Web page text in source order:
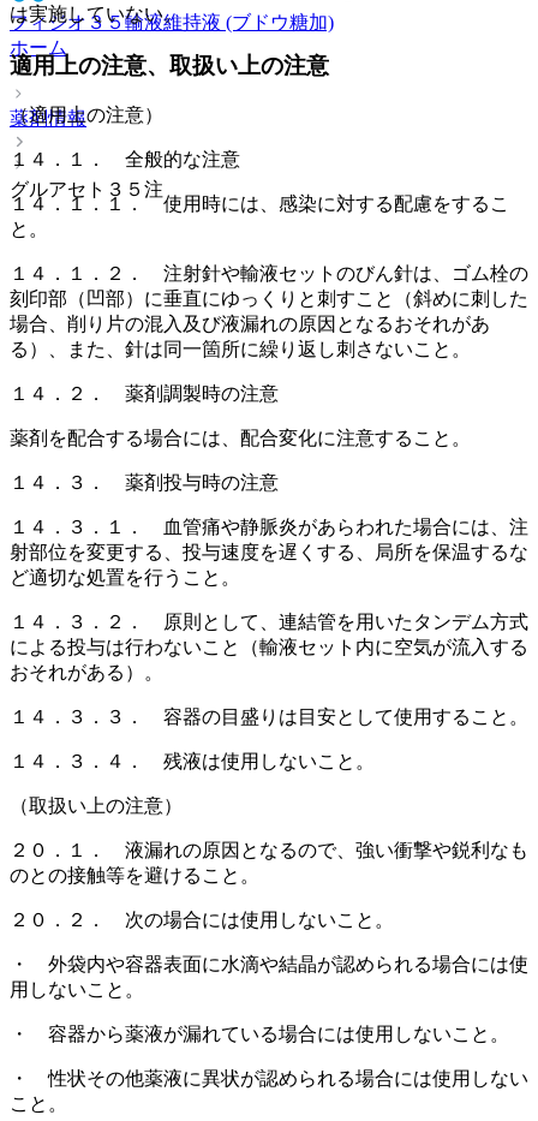
フィジオ３５輸液維持液 (ブドウ糖加)
ホーム
薬剤情報
グルアセト３５注
は実施していない。
適用上の注意、取扱い上の注意
（適用上の注意）
１４．１． 全般的な注意
１４．１．１． 使用時には、感染に対する配慮をするこ
と。
１４．１．２． 注射針や輸液セットのびん針は、ゴム栓の
刻印部（凹部）に垂直にゆっくりと刺すこと（斜めに刺した
場合、削り片の混入及び液漏れの原因となるおそれがあ
る）、また、針は同一箇所に繰り返し刺さないこと。
１４．２． 薬剤調製時の注意
薬剤を配合する場合には、配合変化に注意すること。
１４．３． 薬剤投与時の注意
１４．３．１． 血管痛や静脈炎があらわれた場合には、注
射部位を変更する、投与速度を遅くする、局所を保温するな
ど適切な処置を行うこと。
１４．３．２． 原則として、連結管を用いたタンデム方式
による投与は行わないこと（輸液セット内に空気が流入する
おそれがある）。
１４．３．３． 容器の目盛りは目安として使用すること。
１４．３．４． 残液は使用しないこと。
（取扱い上の注意）
２０．１． 液漏れの原因となるので、強い衝撃や鋭利なも
のとの接触等を避けること。
２０．２． 次の場合には使用しないこと。
・ 外袋内や容器表面に水滴や結晶が認められる場合には使
用しないこと。
・ 容器から薬液が漏れている場合には使用しないこと。
・ 性状その他薬液に異状が認められる場合には使用しない
こと。